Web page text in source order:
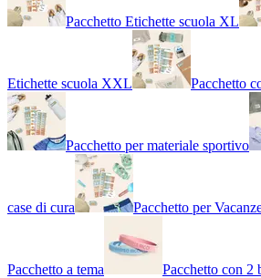
Pacchetto Etichette scuola XL
Etichette scuola XXL Pacchetto
Pacchetto per materiale sportivo
case di cura Pacchetto per
Pacchetto a tema Pacchetto con 2